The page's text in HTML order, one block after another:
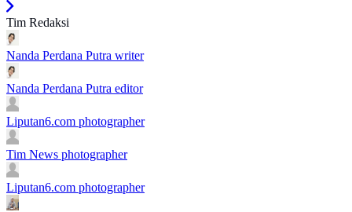
Tim Redaksi
Nanda Perdana Putra writer
Nanda Perdana Putra editor
Liputan6.com photographer
Tim News photographer
Liputan6.com photographer